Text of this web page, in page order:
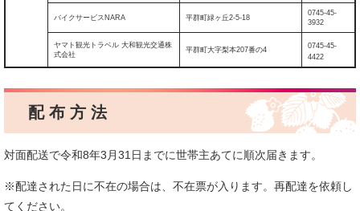
バイクサービスNARA 平群町緑ヶ丘2-5-18
0745-45-
3932
ヤマト観光トラベル 大和観光交通株
式会社
平群町大字梨本207番の4
0745-45-
4422
配 布 方 法
対面配送で令和8年3月31日までに世帯主あてに順次届きます。
※配達された日に不在の場合は、不在票が入ります。再配達を依頼し
てください。